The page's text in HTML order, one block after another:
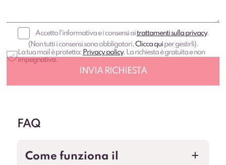
Accetto l'informativa e i consensi aitrattamenti sulla privacy.
(Non tutti i consensi sono obbligatori,Clicca quiper gestirli).
La tua mail è protetta: Privacy policy. La richiesta è gratuita e non
impegnativa.
FAQ
a
Come funziona il